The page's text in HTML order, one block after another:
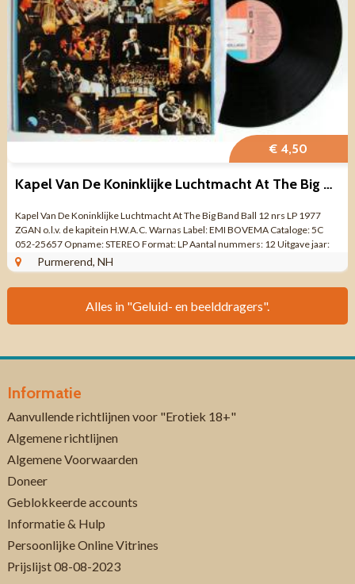
€ 4,50
Kapel Van De Koninklijke Luchtmacht At The Big Band Ball
Kapel Van De Koninklijke Luchtmacht ‎At The Big Band Ball 12 nrs LP 1977
ZGAN o.l.v. de kapitein H.W.A.C. Warnas Label: EMI BOVEMA Cataloge: 5C
052-25657 Opname: STEREO Format: LP Aantal nummers: 12 Uitgave jaar:
1977 Made ...
Purmerend, NH
Alles in "Geluid- en beelddragers".
Informatie
Aanvullende richtlijnen voor "Erotiek 18+"
Algemene richtlijnen
Algemene Voorwaarden
Doneer
Geblokkeerde accounts
Informatie & Hulp
Persoonlijke Online Vitrines
Prijslijst 08-08-2023